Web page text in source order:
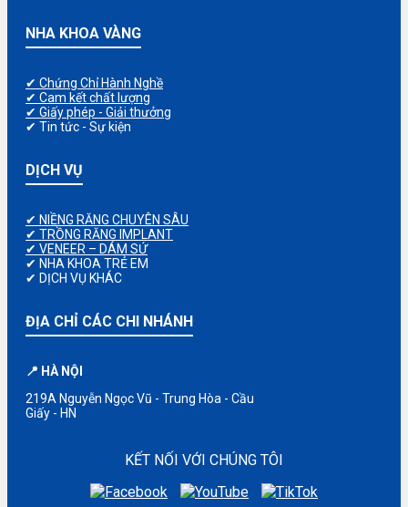
NHA KHOA VÀNG
✔ Chứng Chỉ Hành Nghề
✔ Cam kết chất lượng
✔ Giấy phép - Giải thưởng
✔ Tin tức - Sự kiện
DỊCH VỤ
✔ NIỀNG RĂNG CHUYÊN SÂU
✔ TRỒNG RĂNG IMPLANT
✔ VENEER – DÁM SỨ
✔ NHA KHOA TRẺ EM
✔ DỊCH VỤ KHÁC
ĐỊA CHỈ CÁC CHI NHÁNH
📍 HÀ NỘI
219A Nguyễn Ngọc Vũ - Trung Hòa - Cầu
Giấy - HN
KẾT NỐI VỚI CHÚNG TÔI